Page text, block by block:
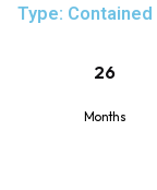
Type: Contained
26
Months